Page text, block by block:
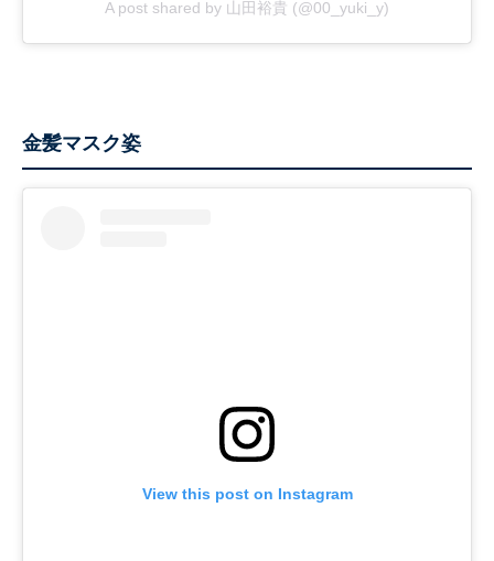
A post shared by 山田裕貴 (@00_yuki_y)
金髪マスク姿
View this post on Instagram